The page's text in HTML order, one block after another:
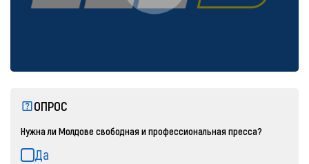
ОПРОС
Нужна ли Молдове свободная и профессиональная пресса?
Да